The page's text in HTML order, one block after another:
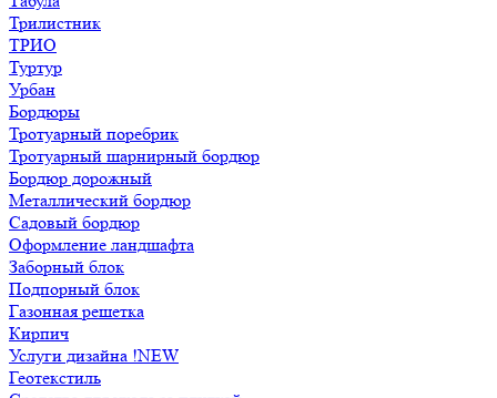
Трилистник
ТРИО
Туртур
Урбан
Бордюры
Тротуарный поребрик
Тротуарный шарнирный бордюр
Бордюр дорожный
Металлический бордюр
Садовый бордюр
Оформление ландшафта
Заборный блок
Подпорный блок
Газонная решетка
Кирпич
Услуги дизайна !NEW
Геотекстиль